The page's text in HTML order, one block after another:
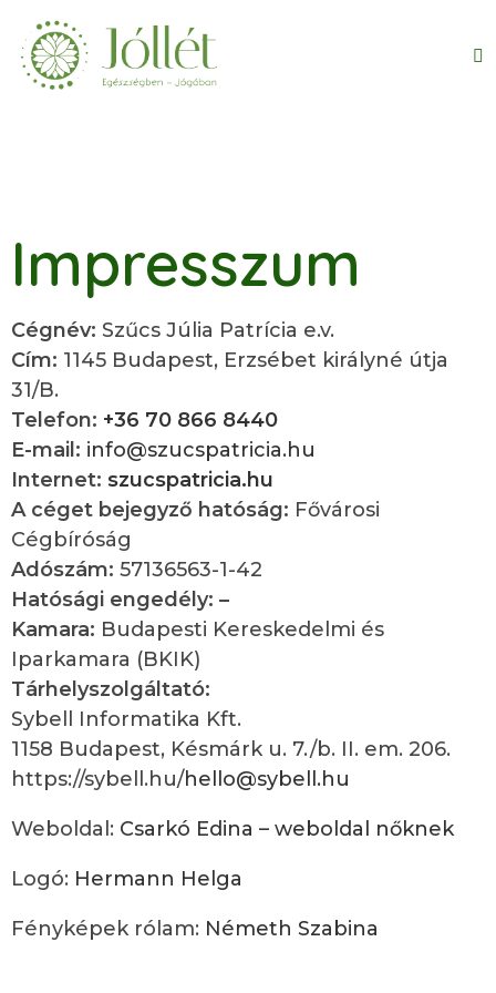
Impresszum
Cégnév: Szűcs Júlia Patrícia e.v.
Cím: 1145 Budapest, Erzsébet királyné útja
31/B.
Telefon: +36 70 866 8440
E-mail: info@szucspatricia.hu
Internet: szucspatricia.hu
A céget bejegyző hatóság: Fővárosi
Cégbíróság
Adószám: 57136563-1-42
Hatósági engedély: –
Kamara: Budapesti Kereskedelmi és
Iparkamara (BKIK)
Tárhelyszolgáltató:
Sybell Informatika Kft.
1158 Budapest, Késmárk u. 7./b. II. em. 206.
https://sybell.hu/hello@sybell.hu
Weboldal: Csarkó Edina – weboldal nőknek
Logó: Hermann Helga
Fényképek rólam: Németh Szabina